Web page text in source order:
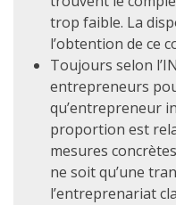
trop faible. La
l’obtention de ce
Toujours selon
entrepreneurs
qu’entrepreneur
proportion est
mesures
ne soit qu’une
l’entreprenariat